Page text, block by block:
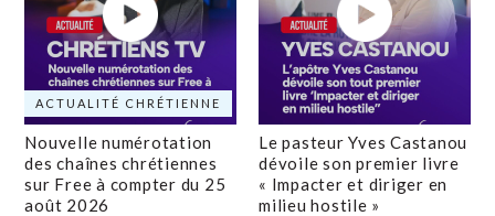
ACTUALITÉ CHRÉTIENNE
Nouvelle numérotation
des chaînes chrétiennes
sur Free à compter du 25
août 2026
Le pasteur Yves Castanou
dévoile son premier livre
« Impacter et diriger en
milieu hostile »